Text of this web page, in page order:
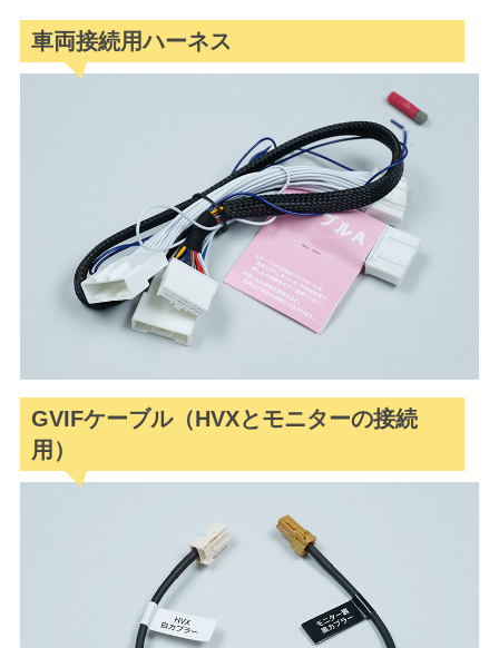
車両接続用ハーネス
GVIFケーブル（HVXとモニターの接続
用）